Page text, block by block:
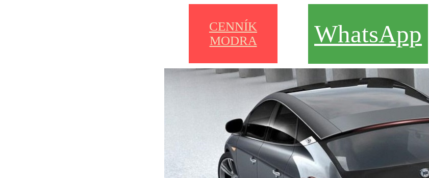
WhatsApp
CENNÍK
MODRA